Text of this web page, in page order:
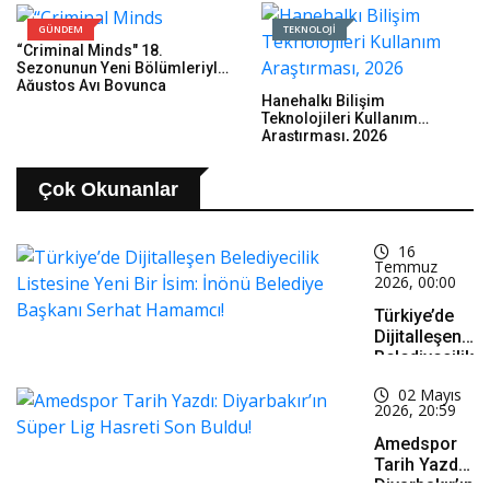
GÜNDEM
“Criminal Minds" 18.
Sezonunun Yeni Bölümleriyle
Ağustos Ayı Boyunca
TEKNOLOJİ
Hanehalkı Bilişim
Teknolojileri Kullanım
Araştırması, 2026
Çok Okunanlar
16
Temmuz
2026, 00:00
Türkiye’de
Dijitalleşen
Belediyecilik
Yeni Bir
İsim: İnönü
Belediye
Başkanı
Serhat
02 Mayıs
2026, 20:59
Amedspor
Tarih Yazdı:
Diyarbakır’ın